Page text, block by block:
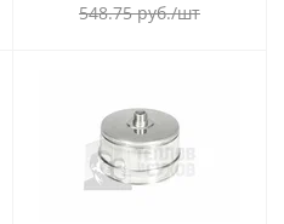
548.75руб./шт